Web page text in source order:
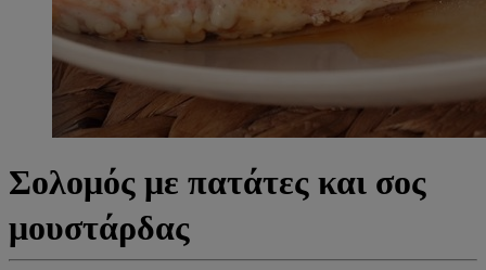
Σολομός με πατάτες και σος
μουστάρδας